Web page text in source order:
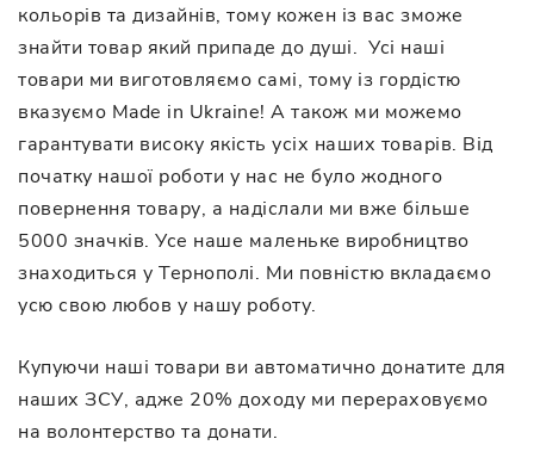
кольорів та дизайнів, тому кожен із вас зможе
знайти товар який припаде до душі. Усі наші
товари ми виготовляємо самі, тому із гордістю
вказуємо Made in Ukraine! А також ми можемо
гарантувати високу якість усіх наших товарів. Від
початку нашої роботи у нас не було жодного
повернення товару, а надіслали ми вже більше
5000 значків. Усе наше маленьке виробництво
знаходиться у Тернополі. Ми повністю вкладаємо
усю свою любов у нашу роботу.
Купуючи наші товари ви автоматично донатите для
наших ЗСУ, адже 20% доходу ми перераховуємо
на волонтерство та донати.